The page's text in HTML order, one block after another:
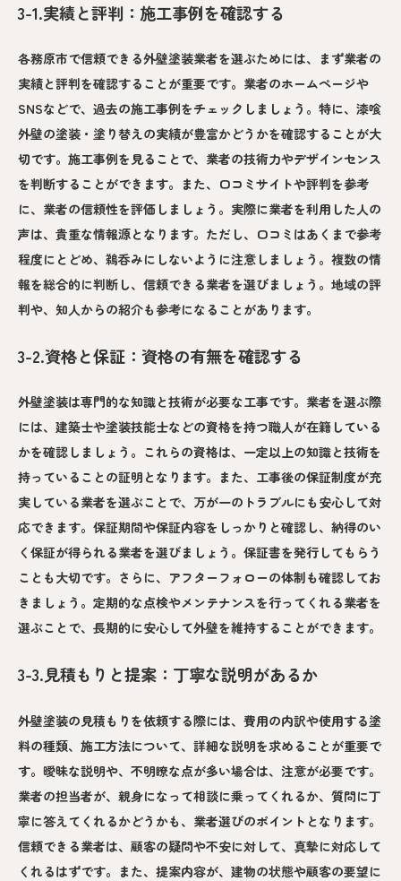
3-1.実績と評判：施工事例を確認する
各務原市で信頼できる外壁塗装業者を選ぶためには、まず業者の
実績と評判を確認することが重要です。業者のホームページや
SNSなどで、過去の施工事例をチェックしましょう。特に、漆喰
外壁の塗装・塗り替えの実績が豊富かどうかを確認することが大
切です。施工事例を見ることで、業者の技術力やデザインセンス
を判断することができます。また、口コミサイトや評判を参考
に、業者の信頼性を評価しましょう。実際に業者を利用した人の
声は、貴重な情報源となります。ただし、口コミはあくまで参考
程度にとどめ、鵜呑みにしないように注意しましょう。複数の情
報を総合的に判断し、信頼できる業者を選びましょう。地域の評
判や、知人からの紹介も参考になることがあります。
3-2.資格と保証：資格の有無を確認する
外壁塗装は専門的な知識と技術が必要な工事です。業者を選ぶ際
には、建築士や塗装技能士などの資格を持つ職人が在籍している
かを確認しましょう。これらの資格は、一定以上の知識と技術を
持っていることの証明となります。また、工事後の保証制度が充
実している業者を選ぶことで、万が一のトラブルにも安心して対
応できます。保証期間や保証内容をしっかりと確認し、納得のい
く保証が得られる業者を選びましょう。保証書を発行してもらう
ことも大切です。さらに、アフターフォローの体制も確認してお
きましょう。定期的な点検やメンテナンスを行ってくれる業者を
選ぶことで、長期的に安心して外壁を維持することができます。
3-3.見積もりと提案：丁寧な説明があるか
外壁塗装の見積もりを依頼する際には、費用の内訳や使用する塗
料の種類、施工方法について、詳細な説明を求めることが重要で
す。曖昧な説明や、不明瞭な点が多い場合は、注意が必要です。
業者の担当者が、親身になって相談に乗ってくれるか、質問に丁
寧に答えてくれるかどうかも、業者選びのポイントとなります。
信頼できる業者は、顧客の疑問や不安に対して、真摯に対応して
くれるはずです。また、提案内容が、建物の状態や顧客の要望に